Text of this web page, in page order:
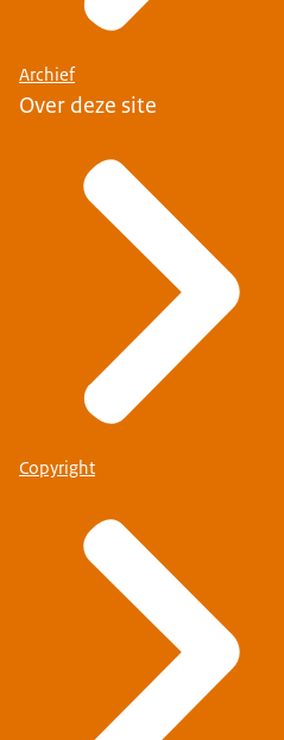
Archief
Over deze site
Copyright